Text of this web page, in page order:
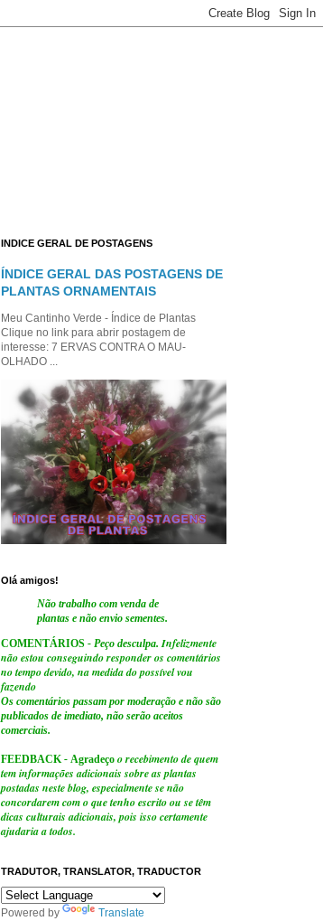
INDICE GERAL DE POSTAGENS
ÍNDICE GERAL DAS POSTAGENS DE
PLANTAS ORNAMENTAIS
Meu Cantinho Verde - Índice de Plantas
Clique no link para abrir postagem de
interesse: 7 ERVAS CONTRA O MAU-
OLHADO ...
Olá amigos!
Não trabalho com venda de
plantas e não envio sementes.
COMENTÁRIOS - Peço desculpa.Infelizmente
não estou conseguindo responder os comentários
no tempo devido, na medida do possível vou
fazendo
Os comentários passam por moderação e não são
publicados de imediato, não serão aceitos
comerciais.
FEEDBACK- Agradeço o recebimento de quem
tem informações adicionais sobre as plantas
postadas neste blog, especialmente se não
concordarem com o que tenho escrito ou se têm
dicas culturais adicionais, pois isso certamente
ajudaria a todos.
TRADUTOR, TRANSLATOR, TRADUCTOR
Powered by Translate